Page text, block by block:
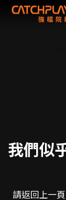
我們似
請返回上一